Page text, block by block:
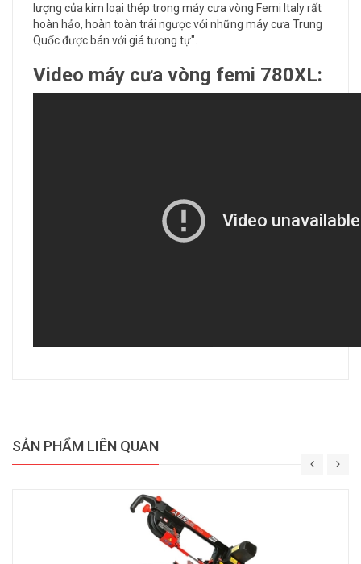
lượng của kim loại thép trong máy cưa vòng Femi Italy rất
hoàn hảo, hoàn toàn trái ngược với những máy cưa Trung
Quốc được bán với giá tương tự".
Video máy cưa vòng femi 780XL:
SẢN PHẨM LIÊN QUAN